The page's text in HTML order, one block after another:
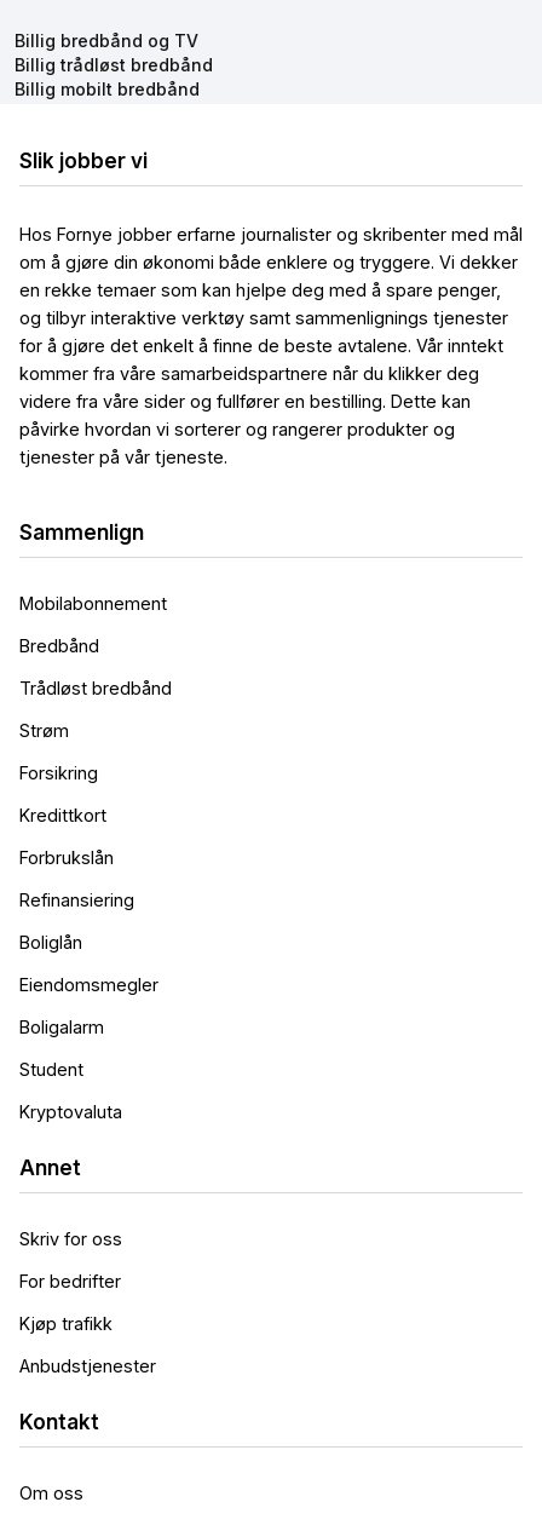
Billig bredbånd og TV
Billig trådløst bredbånd
Billig mobilt bredbånd
Slik jobber vi
Hos Fornye jobber erfarne journalister og skribenter med mål
om å gjøre din økonomi både enklere og tryggere. Vi dekker
en rekke temaer som kan hjelpe deg med å spare penger,
og tilbyr interaktive verktøy samt sammenlignings tjenester
for å gjøre det enkelt å finne de beste avtalene. Vår inntekt
kommer fra våre samarbeidspartnere når du klikker deg
videre fra våre sider og fullfører en bestilling. Dette kan
påvirke hvordan vi sorterer og rangerer produkter og
tjenester på vår tjeneste.
Sammenlign
Mobilabonnement
Bredbånd
Trådløst bredbånd
Strøm
Forsikring
Kredittkort
Forbrukslån
Refinansiering
Boliglån
Eiendomsmegler
Boligalarm
Student
Kryptovaluta
Annet
Skriv for oss
For bedrifter
Kjøp trafikk
Anbudstjenester
Kontakt
Om oss